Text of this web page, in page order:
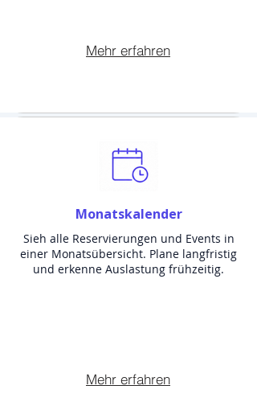
Mehr erfahren
Monatskalender
Sieh alle Reservierungen und Events in
einer Monatsübersicht. Plane langfristig
und erkenne Auslastung frühzeitig.
Mehr erfahren